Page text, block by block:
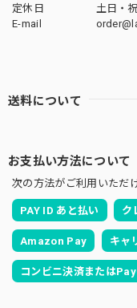
定休日
土日・
E-mail
送料について
お支払い方法について
次の方法がご利用いただ
PAY ID あと払い ク
Amazon Pay キャ
コンビニ決済または